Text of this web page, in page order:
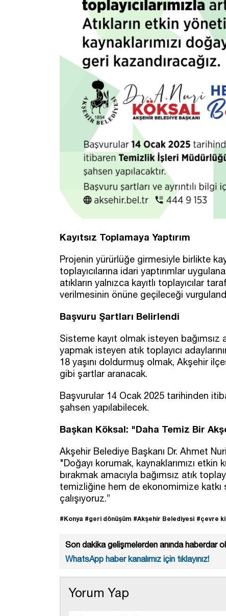
Kayıtsız Toplamaya Yaptırım
Projenin yürürlüğe girmesiyle birlikte
toplayıcılarına idari yaptırımlar
atıkların yalnızca kayıtlı toplayıcılar
verilmesinin önüne geçileceği
Başvuru Şartları Belirlendi
Sisteme kayıt olmak isteyen bağımsız
yapmak isteyen atık toplayıcı
18 yaşını doldurmuş olmak, Akşehir
gibi şartlar aranacak.
Başvurular 14 Ocak 2025 tarihinden
şahsen yapılabilecek.
Başkan Köksal: "Daha Temiz Bir
Akşehir Belediye Başkanı Dr. Ahmet
"Doğayı korumak, kaynaklarımızı
bırakmak amacıyla bağımsız atık
temizliğine hem de ekonomimize
çalışıyoruz.”
#Konya #geri dönüşüm #Akşehir Belediyesi #çevre
Son dakika gelişmelerden anında haberdar
WhatsApp haber kanalımız için tıklayınız!
Yorum Yap